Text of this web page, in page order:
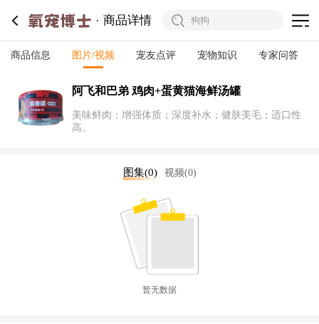
商品详情
商品信息 图片/视频 宠友点评 宠物知识 专家问答
阿飞和巴弟 鸡肉+蛋黄猫海鲜汤罐
美味鲜肉；增强体质；深度补水；健肤美毛；适口性
高。
图集(0) 视频(0)
暂无数据